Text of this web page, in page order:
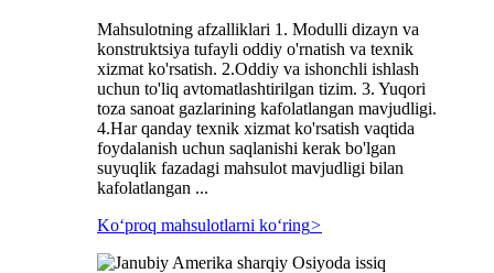
Mahsulotning afzalliklari 1. Modulli dizayn va
konstruktsiya tufayli oddiy o'rnatish va texnik
xizmat ko'rsatish. 2.Oddiy va ishonchli ishlash
uchun to'liq avtomatlashtirilgan tizim. 3. Yuqori
toza sanoat gazlarining kafolatlangan mavjudligi.
4.Har qanday texnik xizmat ko'rsatish vaqtida
foydalanish uchun saqlanishi kerak bo'lgan
suyuqlik fazadagi mahsulot mavjudligi bilan
kafolatlangan ...
Koʻproq mahsulotlarni koʻring>